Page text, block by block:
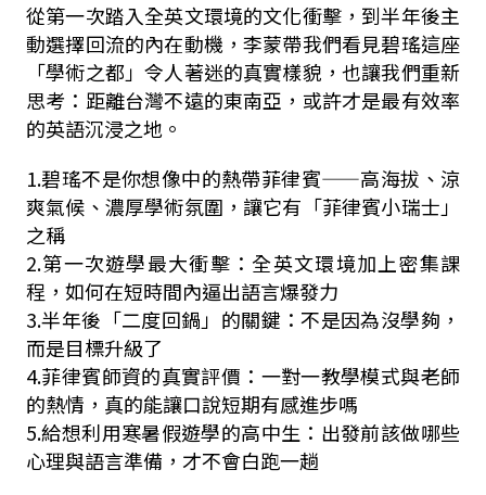
從第一次踏入全英文環境的文化衝擊，到半年後主
動選擇回流的內在動機，李蒙帶我們看見碧瑤這座
「學術之都」令人著迷的真實樣貌，也讓我們重新
思考：距離台灣不遠的東南亞，或許才是最有效率
的英語沉浸之地。
1.碧瑤不是你想像中的熱帶菲律賓——高海拔、涼
爽氣候、濃厚學術氛圍，讓它有「菲律賓小瑞士」
之稱
2.第一次遊學最大衝擊：全英文環境加上密集課
程，如何在短時間內逼出語言爆發力
3.半年後「二度回鍋」的關鍵：不是因為沒學夠，
而是目標升級了
4.菲律賓師資的真實評價：一對一教學模式與老師
的熱情，真的能讓口說短期有感進步嗎
5.給想利用寒暑假遊學的高中生：出發前該做哪些
心理與語言準備，才不會白跑一趟